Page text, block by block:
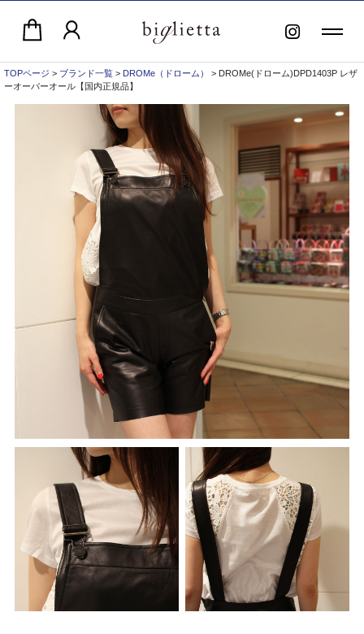
TOPページ > ブランド一覧 > DROMe（ドローム）
> DROMe(ドローム)DPD1403P レザ
ーオーバーオール【国内正規品】